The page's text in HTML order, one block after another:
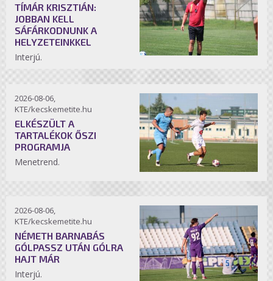
TÍMÁR KRISZTIÁN:
JOBBAN KELL
SÁFÁRKODNUNK A
HELYZETEINKKEL
Interjú.
2026-08-06,
KTE/kecskemetite.hu
ELKÉSZÜLT A
TARTALÉKOK ŐSZI
PROGRAMJA
Menetrend.
2026-08-06,
KTE/kecskemetite.hu
NÉMETH BARNABÁS
GÓLPASSZ UTÁN GÓLRA
HAJT MÁR
Interjú.